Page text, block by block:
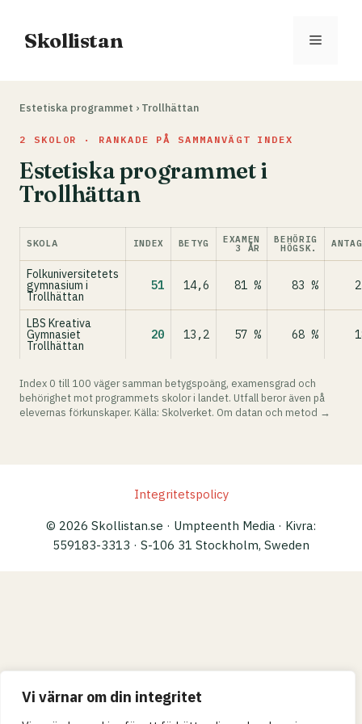
Vi värnar om din integritet
innehåll
Skollistan Meny
Estetiska programmet › Trollhättan
2 SKOLOR · RANKADE PÅ SAMMANVÄGT INDEX
Estetiska programmet i
Trollhättan
SKOLA INDEX BETYG EXAMEN
3 ÅR
BEHÖRIG
HÖGSK.
Folkuniversitetets
gymnasium i
Trollhättan
51 14,6 81 % 83 %
LBS Kreativa
Gymnasiet
Trollhättan
20 13,2 57 % 68 %
Index 0 till 100 väger samman betygspoäng, examensgrad och
behörighet mot programmets skolor i landet. Utfall beror även på
elevernas förkunskaper. Källa: Skolverket. Om datan och metod →
Integritetspolicy
© 2026 Skollistan.se · Umpteenth Media · Kivra:
559183-3313 · S-106 31 Stockholm, Sweden